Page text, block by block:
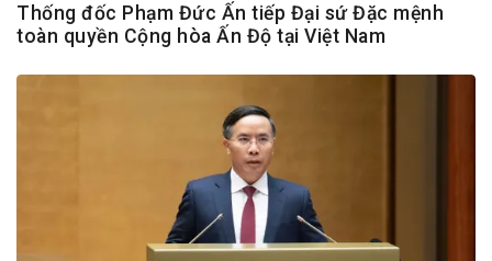
Thống đốc Phạm Đức Ấn tiếp Đại sứ Đặc mệnh
toàn quyền Cộng hòa Ấn Độ tại Việt Nam